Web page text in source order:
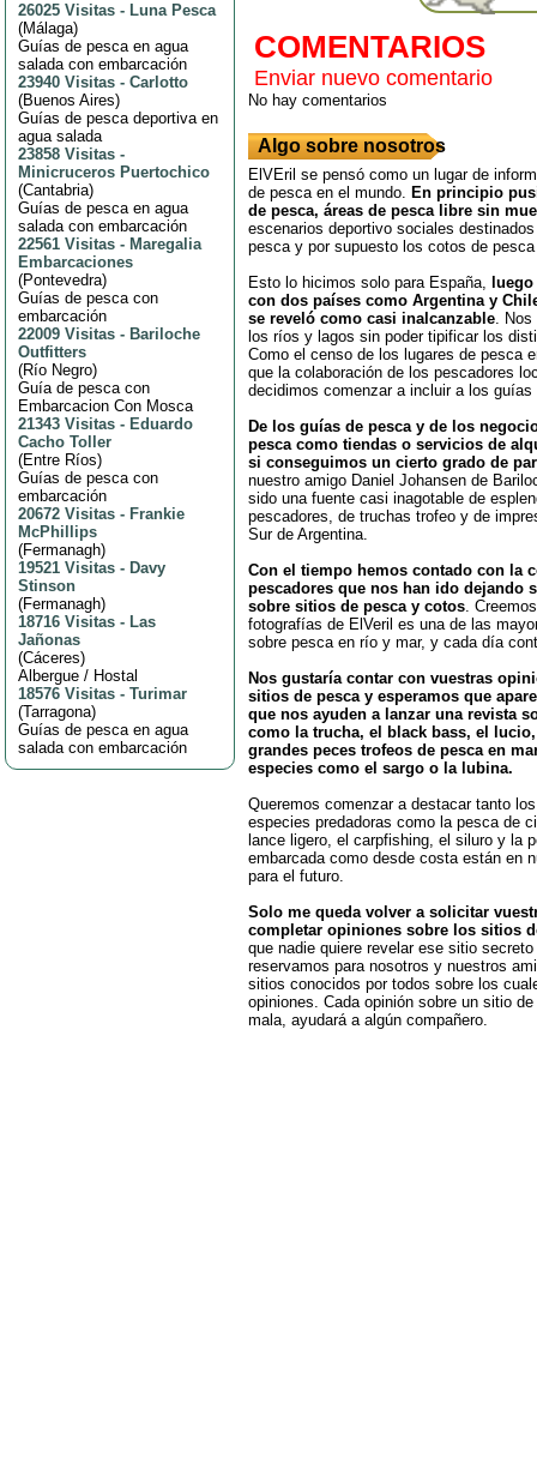
26025 Visitas - Luna Pesca
(Málaga)
Guías de pesca en agua
salada con embarcación
23940 Visitas - Carlotto
(Buenos Aires)
Guías de pesca deportiva en
agua salada
23858 Visitas -
Minicruceros Puertochico
(Cantabria)
Guías de pesca en agua
salada con embarcación
22561 Visitas - Maregalia
Embarcaciones
(Pontevedra)
Guías de pesca con
embarcación
22009 Visitas - Bariloche
Outfitters
(Río Negro)
Guía de pesca con
Embarcacion Con Mosca
21343 Visitas - Eduardo
Cacho Toller
(Entre Ríos)
Guías de pesca con
embarcación
20672 Visitas - Frankie
McPhillips
(Fermanagh)
19521 Visitas - Davy
Stinson
(Fermanagh)
18716 Visitas - Las
Jañonas
(Cáceres)
Albergue / Hostal
18576 Visitas - Turimar
(Tarragona)
Guías de pesca en agua
salada con embarcación
COMENTARIOS
Enviar nuevo comentario
No hay comentarios
Algo sobre nosotros
ElVEril se pensó como un lugar de
de pesca en el mundo. En principio
de pesca, áreas de pesca libre sin
escenarios deportivo sociales
pesca y por supuesto los cotos de
Esto lo hicimos solo para España,
con dos países como Argentina y
se reveló como casi inalcanzable. Nos
los ríos y lagos sin poder tipificar los
Como el censo de los lugares de pesca
que la colaboración de los pescadores
decidimos comenzar a incluir a los guías
De los guías de pesca y de los
pesca como tiendas o servicios de
si conseguimos un cierto grado de
nuestro amigo Daniel Johansen de
sido una fuente casi inagotable de
pescadores, de truchas trofeo y de
Sur de Argentina.
Con el tiempo hemos contado con la
pescadores que nos han ido dejando
sobre sitios de pesca y cotos.
fotografías de ElVeril es una de las
sobre pesca en río y mar, y cada día
Nos gustaría contar con vuestras
sitios de pesca y esperamos que
que nos ayuden a lanzar una revista
como la trucha, el black bass, el
grandes peces trofeos de pesca en
especies como el sargo o la lubina.
Queremos comenzar a destacar tanto
especies predadoras como la pesca de
lance ligero, el carpfishing, el siluro y la
embarcada como desde costa están en
para el futuro.
Solo me queda volver a solicitar
completar opiniones sobre los sitios
que nadie quiere revelar ese sitio
reservamos para nosotros y nuestros
sitios conocidos por todos sobre los
opiniones. Cada opinión sobre un sitio
mala, ayudará a algún compañero.